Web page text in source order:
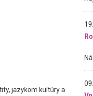
jazykom kultúry a